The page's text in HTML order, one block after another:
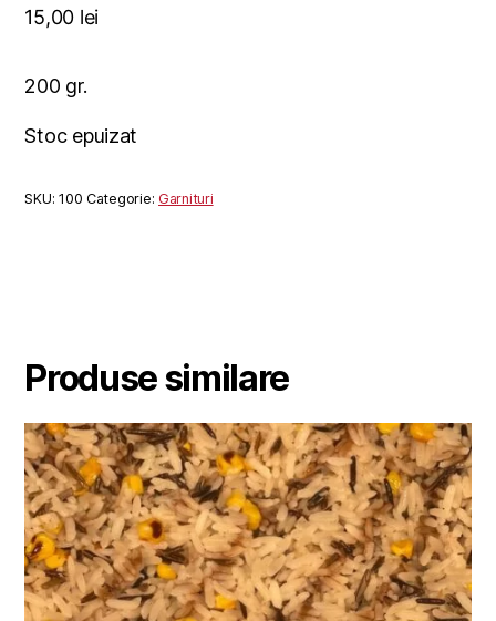
15,00 lei
200 gr.
Stoc epuizat
SKU:100 Categorie: Garnituri
Produse similare